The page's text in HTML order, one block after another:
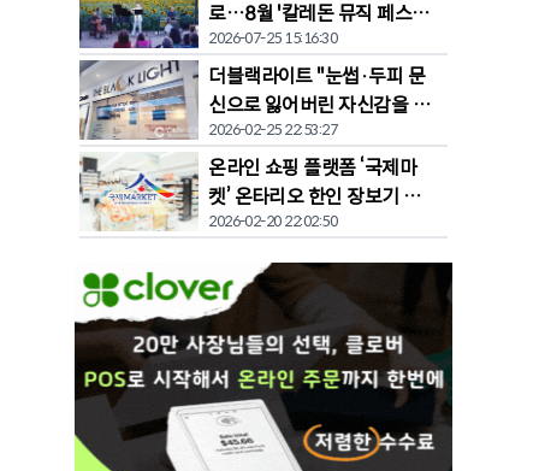
로…8월 '칼레돈 뮤직 페스티
벌' 개막
2026-07-25 15:16:30
더블랙라이트 "눈썹·두피 문
신으로 잃어버린 자신감을 되
찾다"
2026-02-25 22:53:27
온라인 쇼핑 플랫폼 ‘국제마
켓’ 온타리오 한인 장보기 문
화 바꾼다
2026-02-20 22:02:50